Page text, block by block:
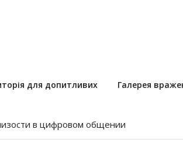
для допитливих Галерея
в цифровом общении